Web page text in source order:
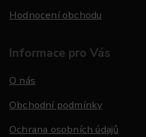
Hodnocení obchodu
Informace pro Vás
O nás
Obchodní podmínky
Ochrana osobních údajů